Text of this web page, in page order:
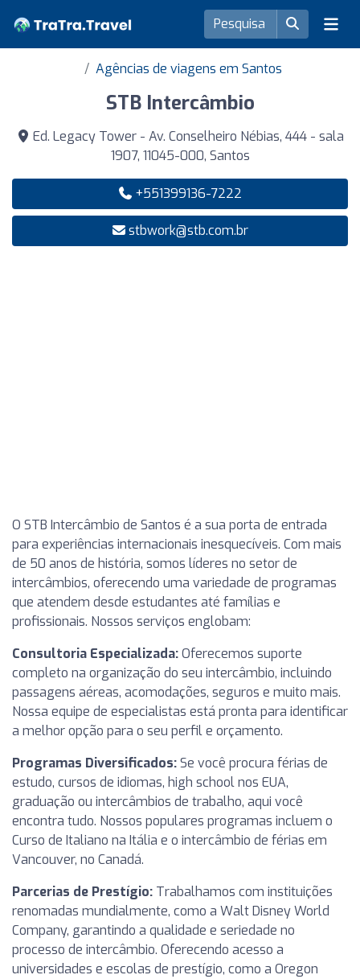
Agências de viagens em Santos
STB Intercâmbio
Ed. Legacy Tower - Av. Conselheiro Nébias, 444 - sala
1907, 11045-000, Santos
+551399136-7222
stbwork@stb.com.br
O STB Intercâmbio de Santos é a sua porta de entrada
para experiências internacionais inesquecíveis. Com mais
de 50 anos de história, somos líderes no setor de
intercâmbios, oferecendo uma variedade de programas
que atendem desde estudantes até famílias e
profissionais. Nossos serviços englobam:
Consultoria Especializada:Oferecemos suporte
completo na organização do seu intercâmbio, incluindo
passagens aéreas, acomodações, seguros e muito mais.
Nossa equipe de especialistas está pronta para identificar
a melhor opção para o seu perfil e orçamento.
Programas Diversificados:Se você procura férias de
estudo, cursos de idiomas, high school nos EUA,
graduação ou intercâmbios de trabalho, aqui você
encontra tudo. Nossos populares programas incluem o
Curso de Italiano na Itália e o intercâmbio de férias em
Vancouver, no Canadá.
Parcerias de Prestígio: Trabalhamos com instituições
renomadas mundialmente, como a Walt Disney World
Company, garantindo a qualidade e seriedade no
processo de intercâmbio. Oferecendo acesso a
universidades e escolas de prestígio, como a Oregon